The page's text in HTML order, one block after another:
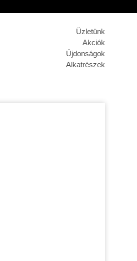
Üzletünk
Akciók
Újdonságok
Alkatrészek